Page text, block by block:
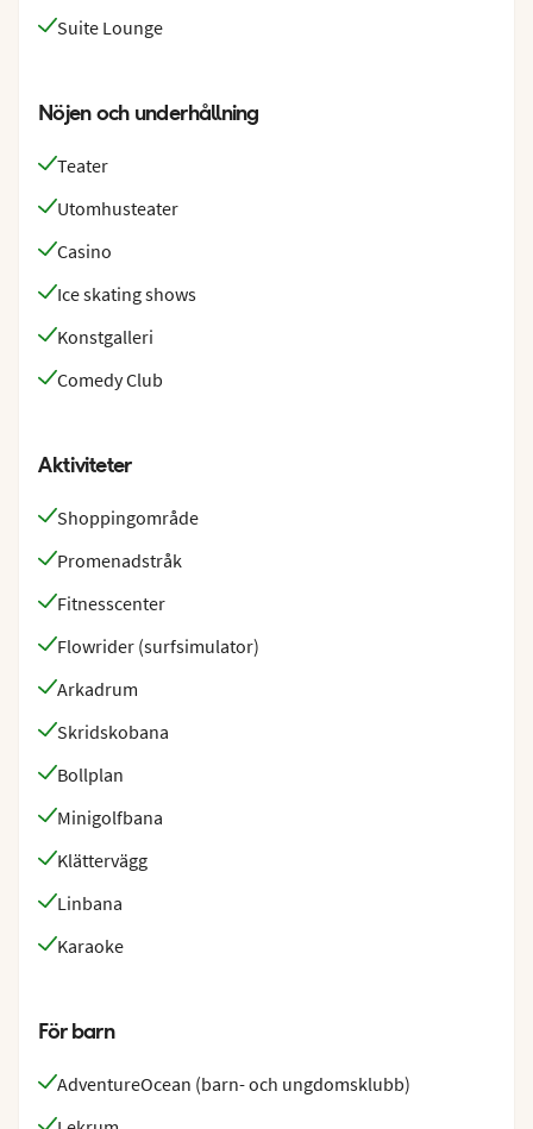
Suite Lounge
Nöjen och underhållning
Teater
Utomhusteater
Casino
Ice skating shows
Konstgalleri
Comedy Club
Aktiviteter
Shoppingområde
Promenadstråk
Fitnesscenter
Flowrider (surfsimulator)
Arkadrum
Skridskobana
Bollplan
Minigolfbana
Klättervägg
Linbana
Karaoke
För barn
AdventureOcean (barn- och ungdomsklubb)